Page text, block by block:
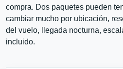
compra. Dos paquetes pueden
cambiar mucho por ubicación,
del vuelo, llegada nocturna,
incluido.